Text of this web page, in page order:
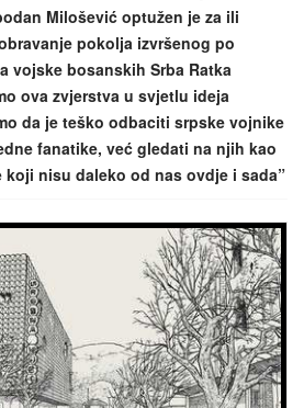
Milošević optužen je za ili
pokolja izvršenog po
vojske bosanskih Srba Ratka
ova zvjerstva u svjetlu ideja
da je teško odbaciti srpske vojnike
fanatike, već gledati na njih kao
koji nisu daleko od nas ovdje i sada”